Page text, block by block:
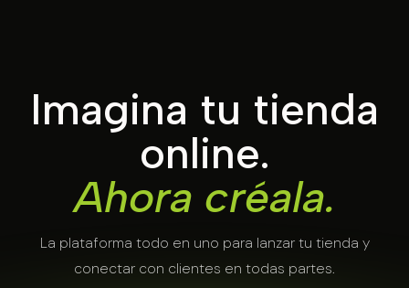
Imagina tu tienda
online.
Ahora créala.
La plataforma todo en uno para lanzar tu tienda y
conectar con clientes en todas partes.